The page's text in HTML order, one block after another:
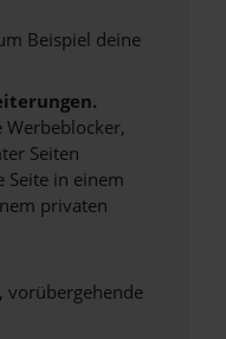
Beispiel deine
Werbeblocker,
Seiten
in einem
privaten
vorübergehende